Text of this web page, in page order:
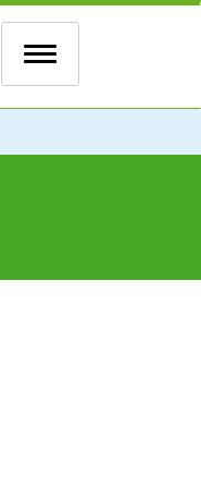
Toggle
navigation